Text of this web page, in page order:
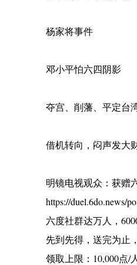
杨家将事件
邓小平怕六四阴影
夺宫、削藩、平定台
借机转向，闷声发大
明镜电视观众：获赠
https://duel.6do.news/
六度社群达万人，
先到先得，送完为止
领取上限：10,000点/人